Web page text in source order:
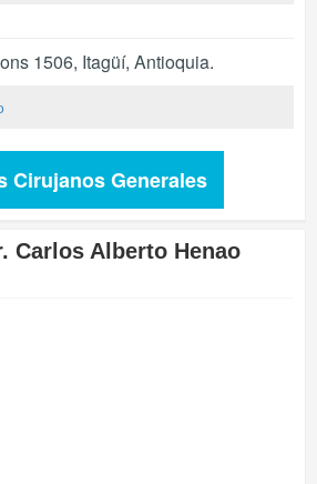
1506, Itagüí, Antioquia.
Cirujanos Generales
Carlos Alberto Henao